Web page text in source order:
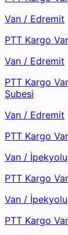
Van / Edremit
PTT Kargo
Van / Edremit
PTT Kargo
Şubesi
Van / Edremit
PTT Kargo
Van / İpekyolu
PTT Kargo
Van / İpekyolu
PTT Kargo